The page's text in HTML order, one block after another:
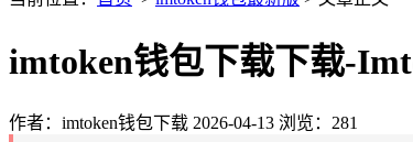
imtoken钱包下载下载-
作者：imtoken钱包下载 2026-04-13 浏览：281